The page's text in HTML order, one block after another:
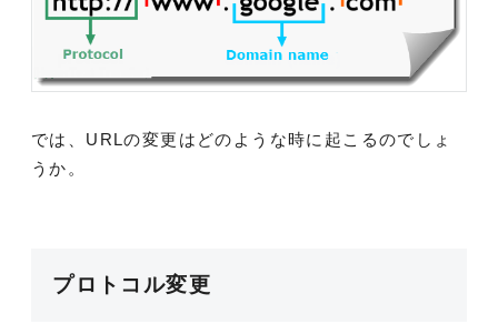
では、URLの変更はどのような時に起こるのでしょ
うか。
プロトコル変更